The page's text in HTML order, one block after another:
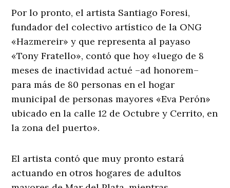
Por lo pronto, el artista Santiago Foresi,
fundador del colectivo artístico de la ONG
«Hazmereir» y que representa al payaso
«Tony Fratello», contó que hoy «luego de 8
meses de inactividad actué –ad honorem–
para más de 80 personas en el hogar
municipal de personas mayores «Eva Perón»
ubicado en la calle 12 de Octubre y Cerrito, en
la zona del puerto».
El artista contó que muy pronto estará
actuando en otros hogares de adultos